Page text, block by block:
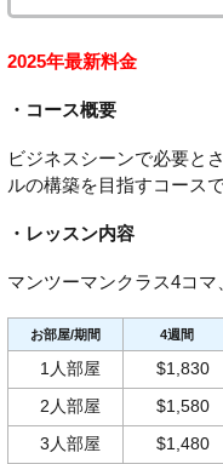
2025年最新料金
・コース概要
ビジネスシーンで必要と
ルの構築を目指すコースで
・レッスン内容
マンツーマンクラス4コ
お部屋/期間 4週間
1人部屋 $1,830
2人部屋 $1,580
3人部屋 $1,480